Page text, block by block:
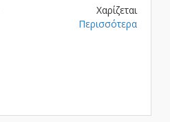
Χαρίζεται
Περισσότερα